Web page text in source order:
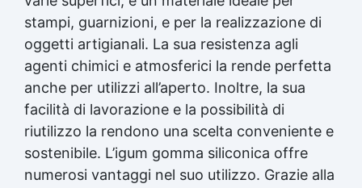
Gomma da stampi Gomma al silicone per stampi
Gomma siliconica per stampi Gomma siliconica
liquida per stampi Gomma siliconica fai da te
Gomma siliconica da colata Gomma liquida per
stampi Gomma siliconica per stampi durevoli
Gomma siliconica per colata Gomma siliconica
per calchi Gomma siliconica colata Gomma
siliconica per stampi 5 kg Gomma al silicone
Gomma silicone Gomme siliconiche Gomma
liquida trasparente Gomma per stampi Gomma
siliconica resistente Gomma siliconica per
stampi, guarnizioni, e per la realizzazione di
oggetti artigianali. La sua resistenza agli
agenti chimici e atmosferici la rende perfetta
anche per utilizzi all’aperto. Inoltre, la sua
facilità di lavorazione e la possibilità di
riutilizzo la rendono una scelta conveniente e
sostenibile. L’igum gomma siliconica offre
numerosi vantaggi nel suo utilizzo. Grazie alla